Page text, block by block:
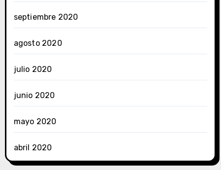
septiembre 2020
agosto 2020
julio 2020
junio 2020
mayo 2020
abril 2020
Cai Down
Ficción bélica
Ficción hispanoamericana